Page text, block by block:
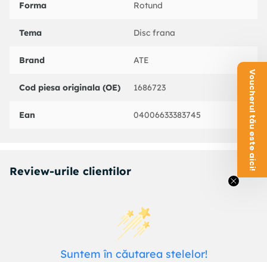
Forma Rotund
Tema Disc frana
Brand ATE
Cod piesa originala (OE) 1686723
Ean 04006633383745
Review-urile clientilor
Suntem în căutarea stelelor!
Voucherul tău este aici!